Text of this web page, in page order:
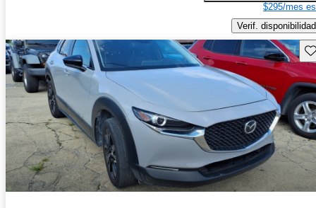
$295/mes
Verif. disponibilidad